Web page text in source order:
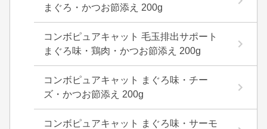
まぐろ・かつお節添え 200g
コンボピュアキャット 毛玉排出サポート
まぐろ味・鶏肉・かつお節添え 200g
コンボピュアキャット まぐろ味・チー
ズ・かつお節添え 200g
コンボピュアキャット まぐろ味・サーモ